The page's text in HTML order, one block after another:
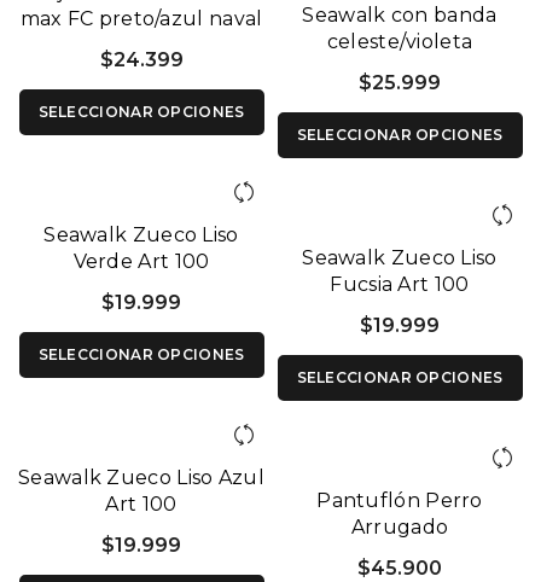
max FC preto/azul naval
$24.399
SELECCIONAR OPCIONES
Seawalk con banda
celeste/violeta
$25.999
SELECCIONAR OPCIONES
Seawalk Zueco Liso
Verde Art 100
$19.999
SELECCIONAR OPCIONES
Seawalk Zueco Liso
Fucsia Art 100
$19.999
SELECCIONAR OPCIONES
Seawalk Zueco Liso Azul
Art 100
$19.999
Pantuflón Perro
Arrugado
$45.900